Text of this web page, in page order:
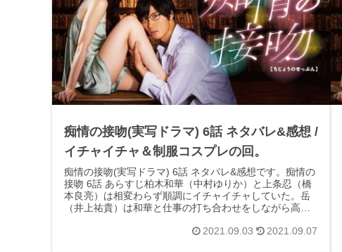
痴情の接吻(実写ドラマ) 6話 ネタバレ&感想 /
イチャイチャ＆制服コスプレの回。
痴情の接吻(実写ドラマ) 6話 ネタバレ&感想です。痴情の
接吻 6話 あらすじ柏木和華（中村ゆりか）と上条忍（橋
本良亮）は相変わらず順調にイチャイチャしていた。岳
（井上祐貴）は和華と仕事の打ち合わせをしながら高校
2021.09.03
2021.09.07